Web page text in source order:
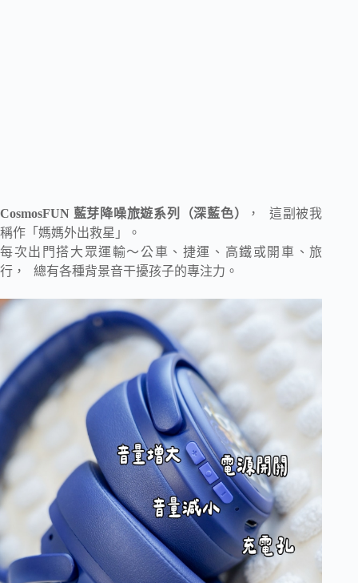
CosmosFUN 藍芽降噪旅遊系列（深藍色）
， 這副被我
稱作「媽媽外出救星」。
每次出門搭大眾運輸～公車、捷運、高鐵或開車、旅
行， 總有各種背景音干擾孩子的專注力。